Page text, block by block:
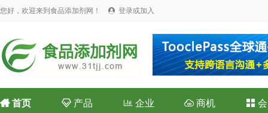
您好，欢迎来到食品添加剂网！  登录或加入
首页 产品 企业  商机 